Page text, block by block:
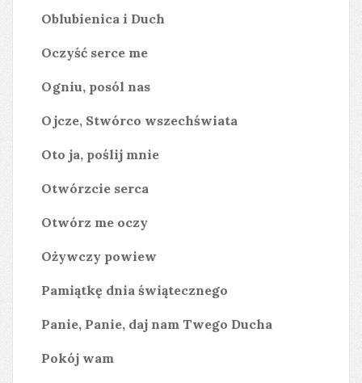
Oblubienica i Duch
Oczyść serce me
Ogniu, posól nas
Ojcze, Stwórco wszechświata
Oto ja, poślij mnie
Otwórzcie serca
Otwórz me oczy
Ożywczy powiew
Pamiątkę dnia świątecznego
Panie, Panie, daj nam Twego Ducha
Pokój wam